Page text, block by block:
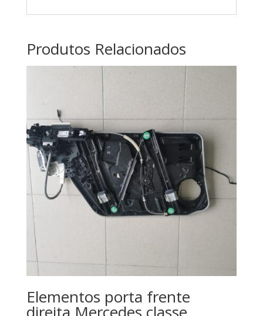
Produtos Relacionados
Elementos porta frente